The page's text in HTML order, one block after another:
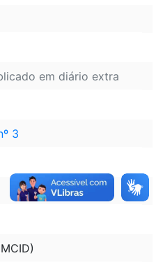
em diário extra
3